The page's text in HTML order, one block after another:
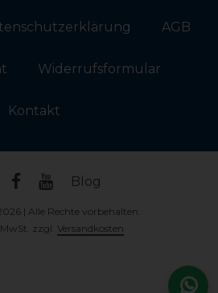
AGB
Widerrufs­formular
Kontakt
Blog
| Alle Rechte vorbehalten.
zzgl. Versandkosten